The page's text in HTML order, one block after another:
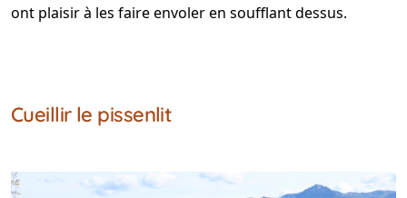
ont plaisir à les faire envoler en soufflant dessus.
Cueillir le pissenlit